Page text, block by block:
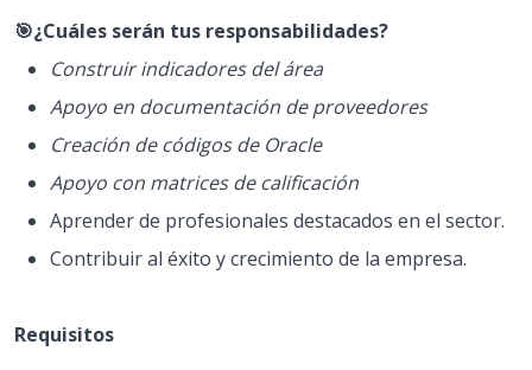
🎯¿Cuáles serán tus responsabilidades?
Construir indicadores del área
Apoyo en documentación de proveedores
Creación de códigos de Oracle
Apoyo con matrices de calificación
Aprender de profesionales destacados en el sector.
Contribuir al éxito y crecimiento de la empresa.
Requisitos